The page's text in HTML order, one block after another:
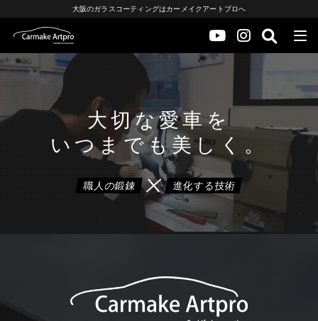
大阪のガラスコーティングはカーメイクアートプロへ
大切な愛車を
いつまでも美しく。
職人の鍛錬 進化する技術